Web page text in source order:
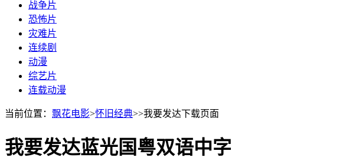
战争片
恐怖片
灾难片
连续剧
动漫
综艺片
连载动漫
当前位置： 飘花电影>怀旧经典>>我要发达下载页面
我要发达蓝光国粤双语中字